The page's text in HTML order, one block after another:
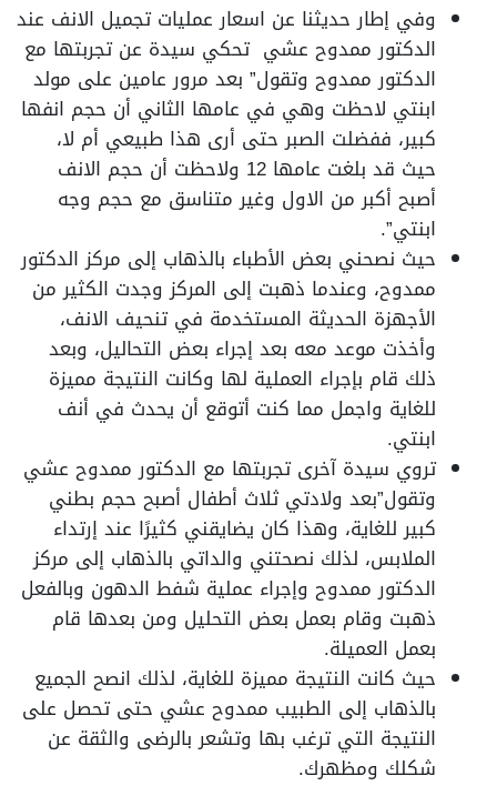
وفي إطار حديثنا عن اسعار عمليات تجميل الانف عند
الدكتور ممدوح عشي تحكي سيدة عن تجربتها مع
الدكتور ممدوح وتقول” بعد مرور عامين على مولد
ابنتي لاحظت وهي في عامها الثاني أن حجم انفها
كبير، ففضلت الصبر حتى أرى هذا طبيعي أم لا،
حيث قد بلغت عامها 12 ولاحظت أن حجم الانف
أصبح أكبر من الاول وغير متناسق مع حجم وجه
ابنتي”.
حيث نصحني بعض الأطباء بالذهاب إلى مركز الدكتور
ممدوح، وعندما ذهبت إلى المركز وجدت الكثير من
الأجهزة الحديثة المستخدمة في تنحيف الانف،
وأخذت موعد معه بعد إجراء بعض التحاليل، وبعد
ذلك قام بإجراء العملية لها وكانت النتيجة مميزة
للغاية واجمل مما كنت أتوقع أن يحدث في أنف
ابنتي.
تروي سيدة آخرى تجربتها مع الدكتور ممدوح عشي
وتقول”بعد ولادتي ثلاث أطفال أصبح حجم بطني
كبير للغاية، وهذا كان يضايقني كثيرًا عند إرتداء
الملابس، لذلك نصحتني والداتي بالذهاب إلى مركز
الدكتور ممدوح وإجراء عملية شفط الدهون وبالفعل
ذهبت وقام بعمل بعض التحليل ومن بعدها قام
بعمل العميلة.
حيث كانت النتيجة مميزة للغاية، لذلك انصح الجميع
بالذهاب إلى الطبيب ممدوح عشي حتى تحصل على
النتيجة التي ترغب بها وتشعر بالرضى والثقة عن
شكلك ومظهرك.